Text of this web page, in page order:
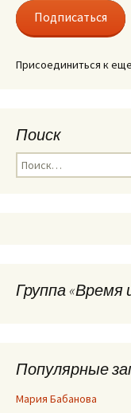
Подписаться
Присоединиться к
Поиск
Найти:
Группа
Популярные
Мария Бабанова